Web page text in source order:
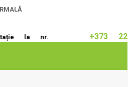
NORMALĂ
la nr.
+373 22